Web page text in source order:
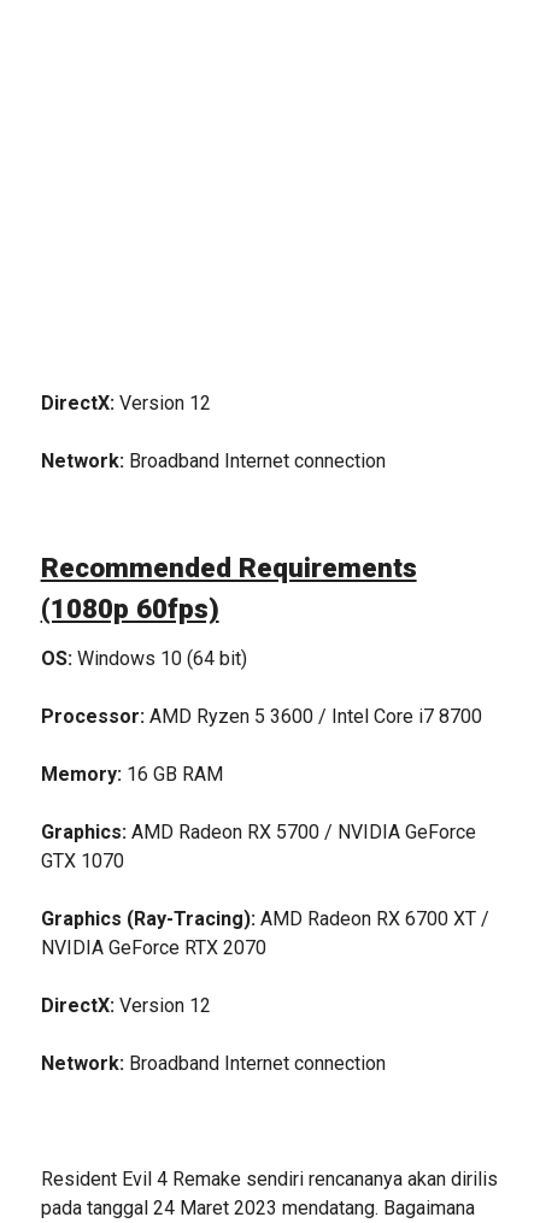
DirectX:Version 12
Network:Broadband Internet connection
Recommended Requirements
(1080p 60fps)
OS:Windows 10 (64 bit)
Processor:AMD Ryzen 5 3600 / Intel Core i7 8700
Memory:16 GB RAM
Graphics:AMD Radeon RX 5700 / NVIDIA GeForce
GTX 1070
Graphics (Ray-Tracing):AMD Radeon RX 6700 XT /
NVIDIA GeForce RTX 2070
DirectX:Version 12
Network:Broadband Internet connection
Resident Evil 4 Remake sendiri rencananya akan dirilis
pada tanggal 24 Maret 2023 mendatang. Bagaimana